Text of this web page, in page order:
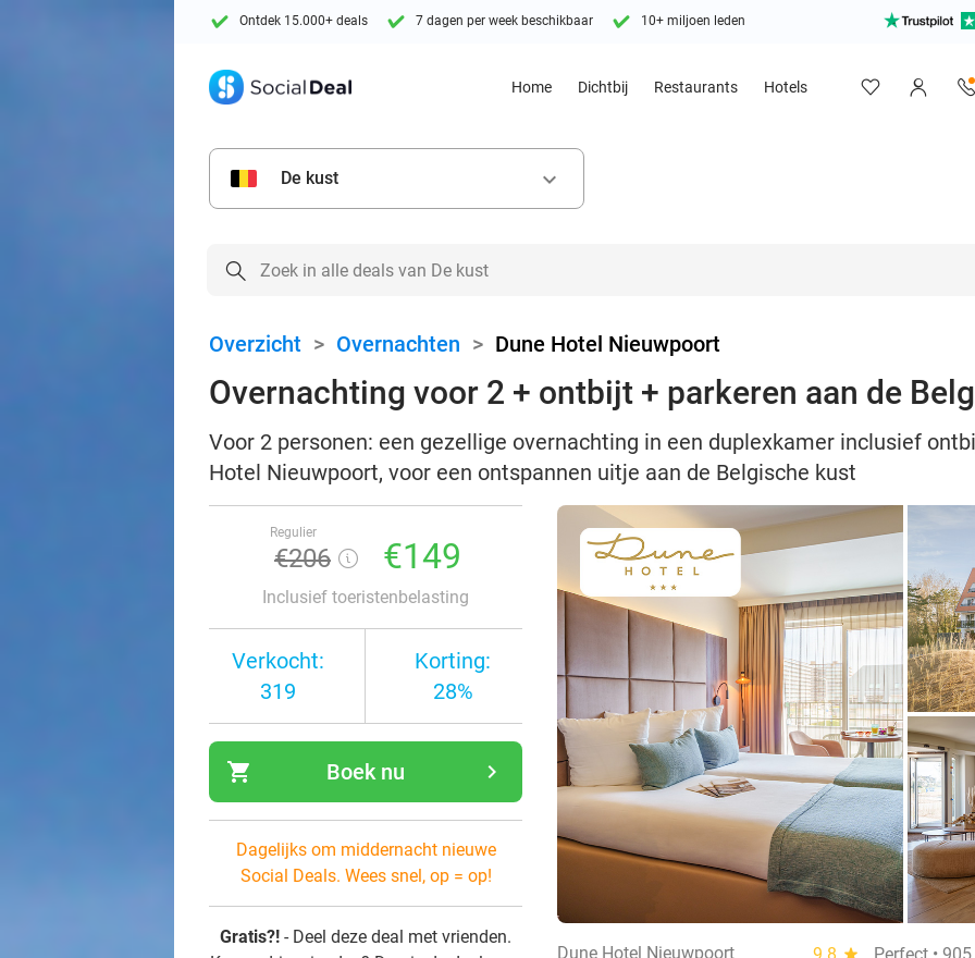
Ontdek 15.000+ deals 7 dagen per week beschikbaar 10+ miljoen leden
Home Dichtbij Restaurants Hotels
De kust keyboard_arrow_down
Overzicht > Overnachten > Dune Hotel Nieuwpoort
Overnachting voor 2 + ontbijt + parkeren aan de
Voor 2 personen: een gezellige overnachting in een duplexkamer inclusief
Hotel Nieuwpoort, voor een ontspannen uitje aan de Belgische kust
Regulier
€206 €149
Inclusief toeristenbelasting
Verkocht:
319
Korting:
28%
shopping_cart navigate_next
Boek nu
Dagelijks om middernacht nieuwe
Social Deals. Wees snel, op = op!
Gratis?! - Deel deze deal met vrienden.
Dune Hotel Nieuwpoort star